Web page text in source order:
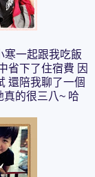
寒一起跟我吃飯
省下了住宿費 因
還陪我聊了一個
真的很三八~ 哈